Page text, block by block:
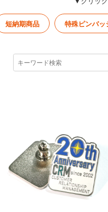
短納期商品 特殊ピンバッ